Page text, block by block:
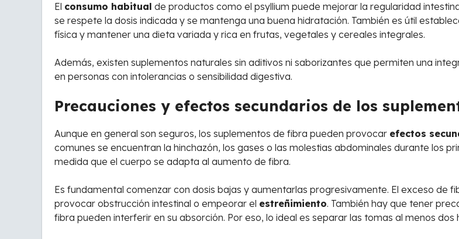
El consumo habitual de productos como el psyllium puede mejorar la regularidad
se respete la dosis indicada y se mantenga una buena hidratación. También es útil
física y mantener una dieta variada y rica en frutas, vegetales y cereales integrales.
Además, existen suplementos naturales sin aditivos ni saborizantes que permiten una
en personas con intolerancias o sensibilidad digestiva.
Precauciones y efectos secundarios de los
Aunque en general son seguros, los suplementos de fibra pueden provocar efectos
comunes se encuentran la hinchazón, los gases o las molestias abdominales durante los
medida que el cuerpo se adapta al aumento de fibra.
Es fundamental comenzar con dosis bajas y aumentarlas progresivamente. El exceso de
provocar obstrucción intestinal o empeorar el estreñimiento. También hay que tener
fibra pueden interferir en su absorción. Por eso, lo ideal es separar las tomas al menos dos